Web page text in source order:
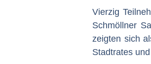
Vierzig
Schmöllner
zeigten sich
Stadtrates